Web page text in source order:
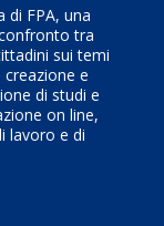
di FPA, una
tra
sui temi
creazione e
di studi e
on line,
lavoro e di